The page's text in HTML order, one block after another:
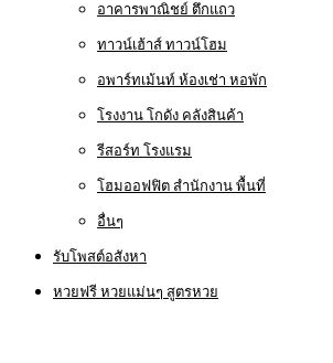
อาคารพาณิชย์ ตึกแถว
ทาวน์เฮ้าส์ ทาวน์โฮม
อพาร์ทเม้นท์ ห้องเช่า หอพัก
โรงงาน โกดัง คลังสินค้า
รีสอร์ท โรงแรม
โฮมออฟฟิต สำนักงาน พื้นที่
อื่นๆ
รับโพสต์อสังหา
หวยฟรี หวยแม่นๆ สูตรหวย